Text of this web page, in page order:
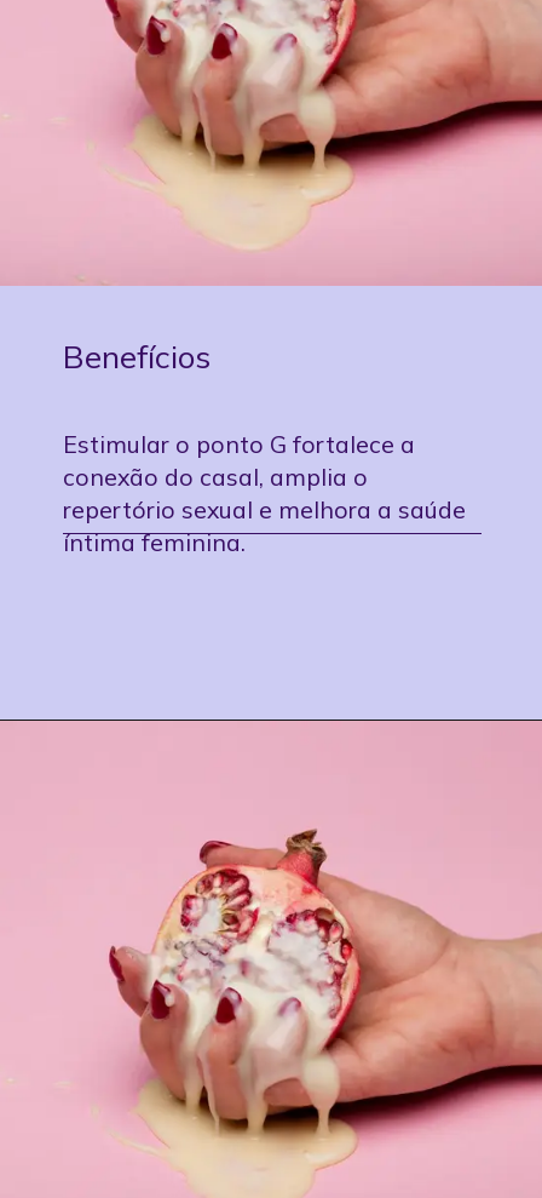
Benefícios
Estimular o ponto G fortalece a
conexão do casal, amplia o
repertório sexual e melhora a saúde
íntima feminina.